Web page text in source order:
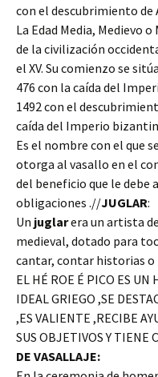
con el descubrimiento de
La Edad Media, Medievo
de la civilización
el XV. Su comienzo se
476 con la caída del
1492 con el
caída del Imperio
Es el nombre con el que
otorga al vasallo en el
del beneficio que le debe
obligaciones .//JUGLAR:
Un juglarera un artista
medieval, dotado para
cantar, contar historias o
EL HÉ ROE É PICO ES UN
IDEAL GRIEGO ,SE
,ES VALIENTE ,RECIBE
SUS OBJETIVOS Y TIENE
DE VASALLAJE: